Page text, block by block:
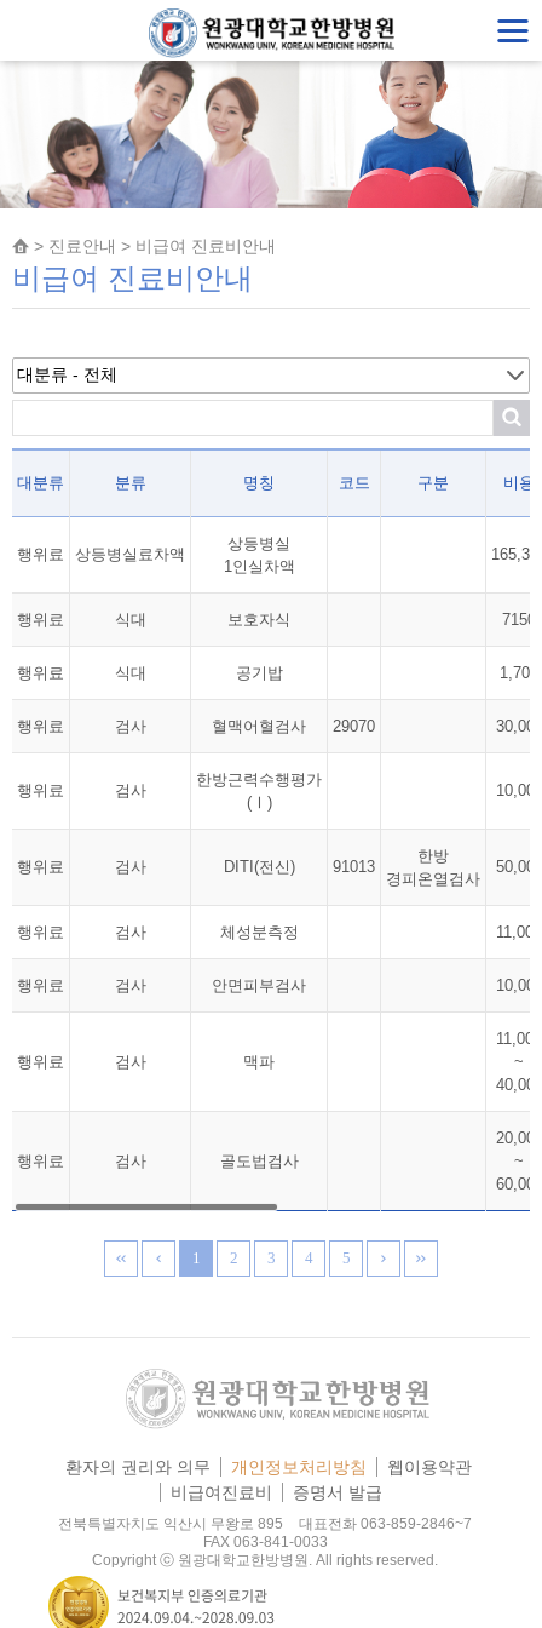
> 진료안내 > 비급여 진료비안내
비급여 진료비안내
대분류 분류 명칭 코드 구분 비용
행위료 상등병실료차액
상등병실
1인실차액
행위료 식대 보호자식 7150
행위료 식대 공기밥 1,700
행위료 검사 혈맥어혈검사 29070 30,000
행위료 검사
한방근력수행평가
(Ⅰ)
10,000
행위료 검사 DITI(전신) 91013
한방
경피온열검사
50,000
행위료 검사 체성분측정 11,000
행위료 검사 안면피부검사 10,000
행위료 검사 맥파
11,000
~
40,000
행위료 검사 골도법검사
20,000
~
60,000
1 2 3 4 5
환자의 권리와 의무 개인정보처리방침
웹이용약관
비급여진료비
증명서 발급
전북특별자치도 익산시 무왕로 895
대표전화 063-859-2846~7
FAX 063-841-0033
Copyright ⓒ 원광대학교한방병원. All rights reserved.